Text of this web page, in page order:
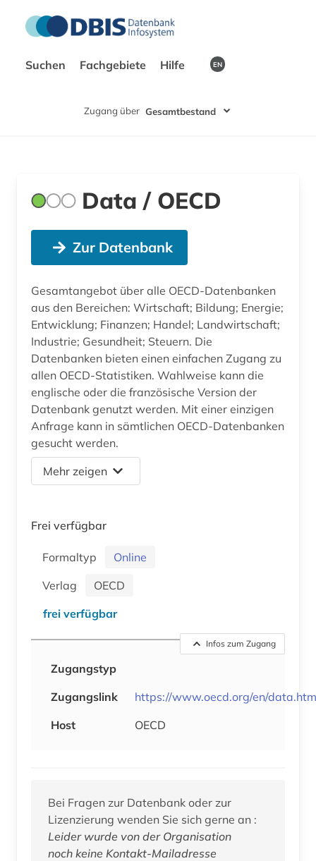
Suchen Fachgebiete Hilfe EN
Zugang über Gesamtbestand
Data / OECD
Zur Datenbank
Gesamtangebot über alle OECD-Datenbanken
aus den Bereichen: Wirtschaft; Bildung; Energie;
Entwicklung; Finanzen; Handel; Landwirtschaft;
Industrie; Gesundheit; Steuern. Die
Datenbanken bieten einen einfachen Zugang zu
allen OECD-Statistiken. Wahlweise kann die
englische oder die französische Version der
Datenbank genutzt werden. Mit einer einzigen
Anfrage kann in sämtlichen OECD-Datenbanken
gesucht werden.
Mehr zeigen
Frei verfügbar
Formaltyp
Online
Verlag
OECD
frei verfügbar
Infos zum Zugang
Zugangstyp
Zugangslink
https://www.oecd.org/en/
Host
OECD
Bei Fragen zur Datenbank oder zur
Lizenzierung wenden Sie sich gerne an :
Leider wurde von der Organisation
noch keine Kontakt-Mailadresse